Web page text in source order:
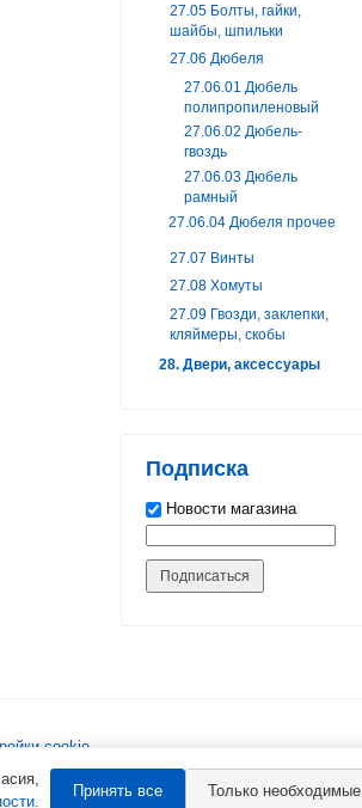
27.05 Болты, гайки,
шайбы, шпильки
27.06 Дюбеля
27.06.01 Дюбель
полипропиленовый
27.06.02 Дюбель-
гвоздь
27.06.03 Дюбель
рамный
27.06.04 Дюбеля прочее
27.07 Винты
27.08 Хомуты
27.09 Гвозди, заклепки,
кляймеры, скобы
28. Двери, аксессуары
Подписка
Новости магазина
cookie
.
Принять все Только необходимые